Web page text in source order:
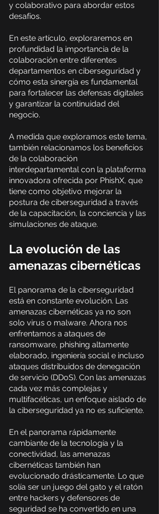
y colaborativo para abordar estos
desafíos.
En este artículo, exploraremos en
profundidad la importancia de la
colaboración entre diferentes
departamentos en ciberseguridad y
cómo esta sinergia es fundamental
para fortalecer las defensas digitales
y garantizar la continuidad del
negocio.
A medida que exploramos este tema,
también relacionamos los beneficios
de la colaboración
interdepartamental con la plataforma
innovadora ofrecida por PhishX, que
tiene como objetivo mejorar la
postura de ciberseguridad a través
de la capacitación, la conciencia y las
simulaciones de ataque.
La evolución de las
amenazas cibernéticas
El panorama de la ciberseguridad
está en constante evolución. Las
amenazas cibernéticas ya no son
solo virus o malware. Ahora nos
enfrentamos a ataques de
ransomware, phishing altamente
elaborado, ingeniería social e incluso
ataques distribuidos de denegación
de servicio (DDoS). Con las amenazas
cada vez más complejas y
multifacéticas, un enfoque aislado de
la ciberseguridad ya no es suficiente.
En el panorama rápidamente
cambiante de la tecnología y la
conectividad, las amenazas
cibernéticas también han
evolucionado drásticamente. Lo que
solía ser un juego del gato y el ratón
entre hackers y defensores de
seguridad se ha convertido en una